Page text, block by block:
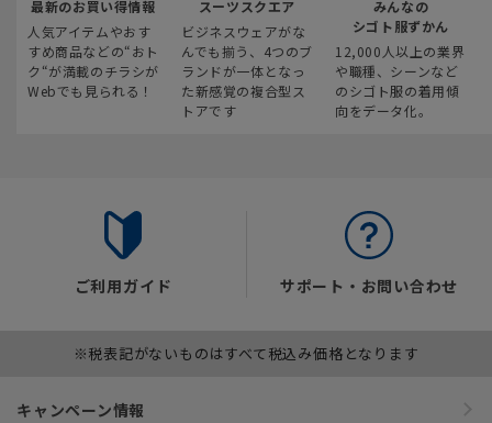
最新のお買い得情報
人気アイテムやおす
すめ商品などの“おト
ク“が満載のチラシが
Webでも見られる！
スーツスクエア
ビジネスウェアがな
んでも揃う、4つのブ
ランドが一体となっ
た新感覚の複合型ス
トアです
みんなの
シゴト服ずかん
12,000人以上の業界
や職種、シーンなど
のシゴト服の着用傾
向をデータ化。
ご利用ガイド サポート・お問い合わせ
※税表記がないものはすべて税込み価格となります
キャンペーン情報